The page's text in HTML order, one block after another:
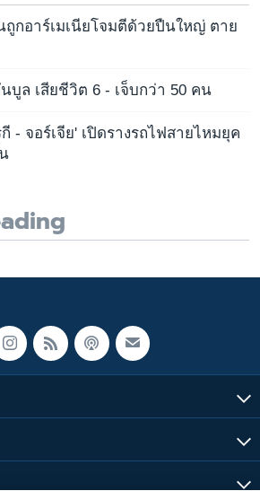
กอาร์เมเนียโจมตีด้วยปืนใหญ่ ตาย
บูล เสียชีวิต 6 - เจ็บกว่า 50 คน
- จอร์เจีย' เปิดรางรถไฟสายไหมยุค